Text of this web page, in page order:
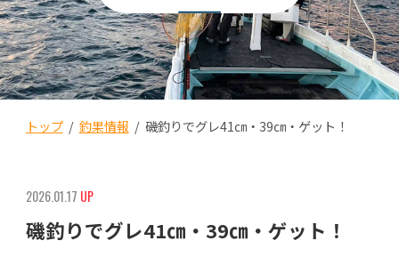
トップ/ 釣果情報 / 磯釣りでグレ41㎝・39㎝・ゲット！
2026.01.17 UP
磯釣りでグレ41㎝・39㎝・ゲット！